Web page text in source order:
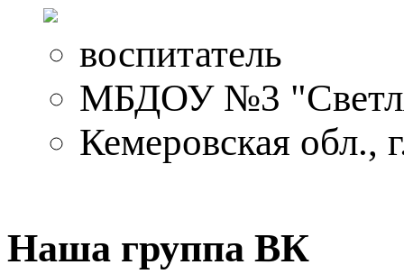
воспитатель
МБДОУ №3
Кемеровская обл.,
Наша группа ВК